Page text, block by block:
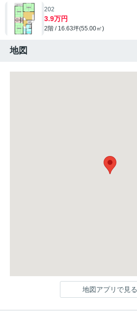
202
3.9万円
2階 / 16.63坪(55.00㎡)
地図
地図アプリで見る